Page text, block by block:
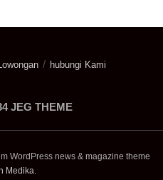
hubungi Kami
JEG THEME
WordPress news & magazine theme
Medika.